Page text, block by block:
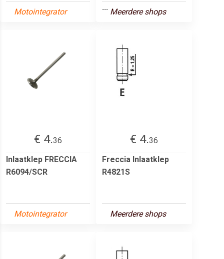
Motointegrator
... Meerdere shops
€ 4.36
Inlaatklep FRECCIA
R6094/SCR
Motointegrator
€ 4.36
Freccia Inlaatklep
R4821S
Meerdere shops